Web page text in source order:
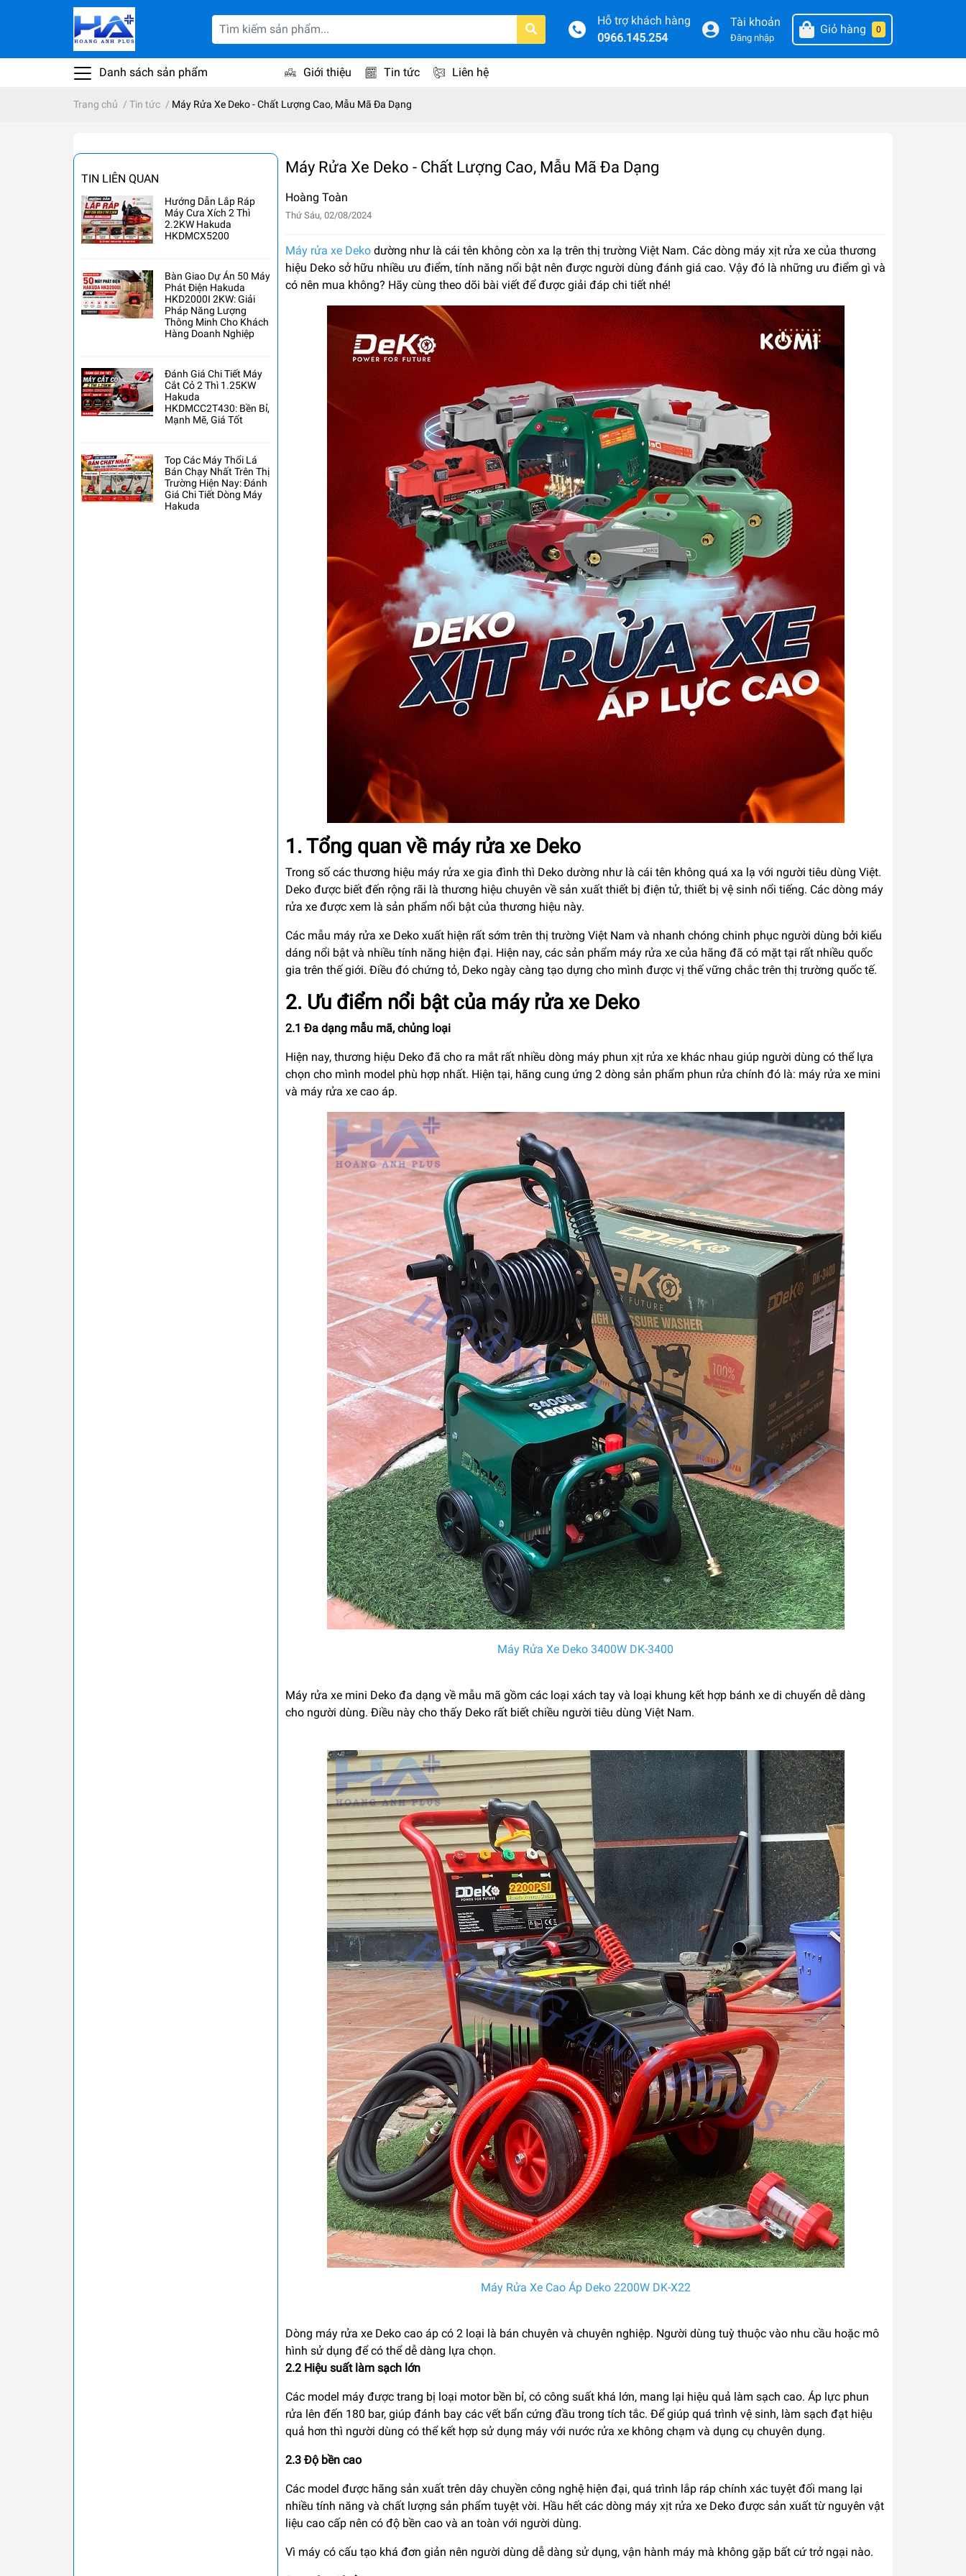
Hỗ trợ khách hàng
0966.145.254
Tài khoản
Đăng nhập
Giỏ hàng 0
Danh sách sản phẩm Giới thiệu Tin tức Liên hệ
Trang chủ / Tin tức / Máy Rửa Xe Deko - Chất Lượng Cao, Mẫu Mã Đa Dạng
TIN LIÊN QUAN
Hướng Dẫn Lắp Ráp
Máy Cưa Xích 2 Thì
2.2KW Hakuda
HKDMCX5200
Bàn Giao Dự Án 50 Máy
Phát Điện Hakuda
HKD2000I 2KW: Giải
Pháp Năng Lượng
Thông Minh Cho Khách
Hàng Doanh Nghiệp
Đánh Giá Chi Tiết Máy
Cắt Cỏ 2 Thì 1.25KW
Hakuda
HKDMCC2T430: Bền Bỉ,
Mạnh Mẽ, Giá Tốt
Top Các Máy Thổi Lá
Bán Chạy Nhất Trên Thị
Trường Hiện Nay: Đánh
Giá Chi Tiết Dòng Máy
Hakuda
Máy Rửa Xe Deko - Chất Lượng Cao, Mẫu Mã Đa Dạng
Hoàng Toàn
Thứ Sáu, 02/08/2024
Máy rửa xe Deko dường như là cái tên không còn xa lạ trên thị trường Việt Nam. Các dòng máy xịt rửa xe của thương
hiệu Deko sở hữu nhiều ưu điểm, tính năng nổi bật nên được người dùng đánh giá cao. Vậy đó là những ưu điểm gì và
có nên mua không? Hãy cùng theo dõi bài viết để được giải đáp chi tiết nhé!
1. Tổng quan về máy rửa xe Deko
Trong số các thương hiệu máy rửa xe gia đình thì Deko dường như là cái tên không quá xa lạ với người tiêu dùng Việt.
Deko được biết đến rộng rãi là thương hiệu chuyên về sản xuất thiết bị điện tử, thiết bị vệ sinh nổi tiếng. Các dòng máy
rửa xe được xem là sản phẩm nổi bật của thương hiệu này.
Các mẫu máy rửa xe Deko xuất hiện rất sớm trên thị trường Việt Nam và nhanh chóng chinh phục người dùng bởi kiểu
dáng nổi bật và nhiều tính năng hiện đại. Hiện nay, các sản phẩm máy rửa xe của hãng đã có mặt tại rất nhiều quốc
gia trên thế giới. Điều đó chứng tỏ, Deko ngày càng tạo dựng cho mình được vị thế vững chắc trên thị trường quốc tế.
2. Ưu điểm nổi bật của máy rửa xe Deko
2.1 Đa dạng mẫu mã, chủng loại
Hiện nay, thương hiệu Deko đã cho ra mắt rất nhiều dòng máy phun xịt rửa xe khác nhau giúp người dùng có thể lựa
chọn cho mình model phù hợp nhất. Hiện tại, hãng cung ứng 2 dòng sản phẩm phun rửa chính đó là: máy rửa xe mini
và máy rửa xe cao áp.
Máy Rửa Xe Deko 3400W DK-3400
Máy rửa xe mini Deko đa dạng về mẫu mã gồm các loại xách tay và loại khung kết hợp bánh xe di chuyển dễ dàng
cho người dùng. Điều này cho thấy Deko rất biết chiều người tiêu dùng Việt Nam.
Máy Rửa Xe Cao Áp Deko 2200W DK-X22
Dòng máy rửa xe Deko cao áp có 2 loại là bán chuyên và chuyên nghiệp. Người dùng tuỳ thuộc vào nhu cầu hoặc mô
hình sử dụng để có thể dễ dàng lựa chọn.
2.2 Hiệu suất làm sạch lớn
Các model máy được trang bị loại motor bền bỉ, có công suất khá lớn, mang lại hiệu quả làm sạch cao. Áp lực phun
rửa lên đến 180 bar, giúp đánh bay các vết bẩn cứng đầu trong tích tắc. Để giúp quá trình vệ sinh, làm sạch đạt hiệu
quả hơn thì người dùng có thể kết hợp sử dụng máy với nước rửa xe không chạm và dụng cụ chuyên dụng.
2.3 Độ bền cao
Các model được hãng sản xuất trên dây chuyền công nghệ hiện đại, quá trình lắp ráp chính xác tuyệt đối mang lại
nhiều tính năng và chất lượng sản phẩm tuyệt vời. Hầu hết các dòng máy xịt rửa xe Deko được sản xuất từ nguyên vật
liệu cao cấp nên có độ bền cao và an toàn với người dùng.
Vì máy có cấu tạo khá đơn giản nên người dùng dễ dàng sử dụng, vận hành máy mà không gặp bất cứ trở ngại nào.